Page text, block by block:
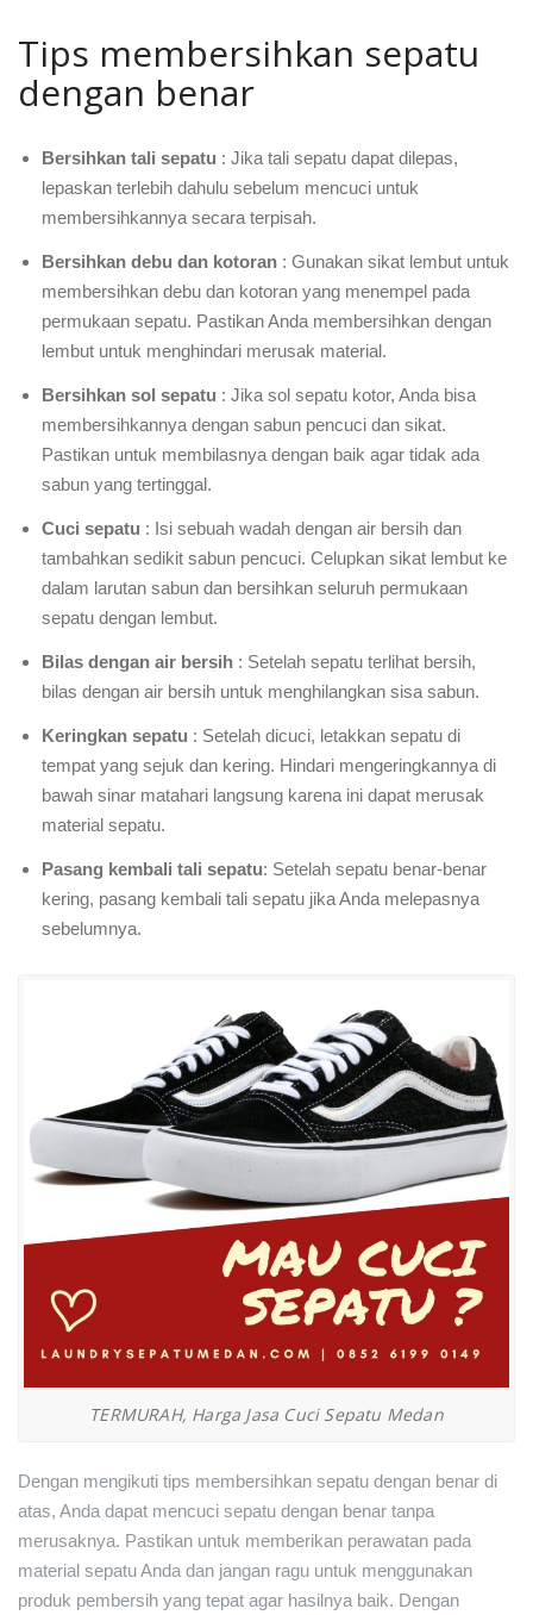
Tips membersihkan sepatu
dengan benar
Bersihkan tali sepatu : Jika tali sepatu dapat dilepas,
lepaskan terlebih dahulu sebelum mencuci untuk
membersihkannya secara terpisah.
Bersihkan debu dan kotoran : Gunakan sikat lembut untuk
membersihkan debu dan kotoran yang menempel pada
permukaan sepatu. Pastikan Anda membersihkan dengan
lembut untuk menghindari merusak material.
Bersihkan sol sepatu : Jika sol sepatu kotor, Anda bisa
membersihkannya dengan sabun pencuci dan sikat.
Pastikan untuk membilasnya dengan baik agar tidak ada
sabun yang tertinggal.
Cuci sepatu : Isi sebuah wadah dengan air bersih dan
tambahkan sedikit sabun pencuci. Celupkan sikat lembut ke
dalam larutan sabun dan bersihkan seluruh permukaan
sepatu dengan lembut.
Bilas dengan air bersih : Setelah sepatu terlihat bersih,
bilas dengan air bersih untuk menghilangkan sisa sabun.
Keringkan sepatu : Setelah dicuci, letakkan sepatu di
tempat yang sejuk dan kering. Hindari mengeringkannya di
bawah sinar matahari langsung karena ini dapat merusak
material sepatu.
Pasang kembali tali sepatu: Setelah sepatu benar-benar
kering, pasang kembali tali sepatu jika Anda melepasnya
sebelumnya.
TERMURAH, Harga Jasa Cuci Sepatu Medan
Dengan mengikuti tips membersihkan sepatu dengan benar di
atas, Anda dapat mencuci sepatu dengan benar tanpa
merusaknya. Pastikan untuk memberikan perawatan pada
material sepatu Anda dan jangan ragu untuk menggunakan
produk pembersih yang tepat agar hasilnya baik. Dengan